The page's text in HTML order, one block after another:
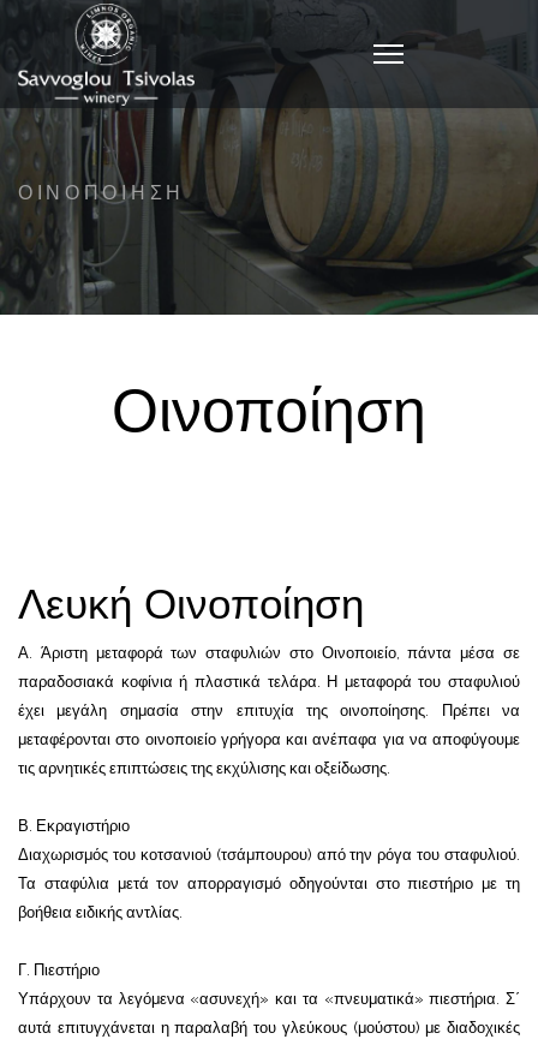
ΟΙΝΟΠΟΙΗΣΗ
Οινοποίηση
Λευκή Οινοποίηση
Α. Άριστη μεταφορά των σταφυλιών στο Οινοποιείο, πάντα μέσα σε
παραδοσιακά κοφίνια ή πλαστικά τελάρα. Η μεταφορά του σταφυλιού
έχει μεγάλη σημασία στην επιτυχία της οινοποίησης. Πρέπει να
μεταφέρονται στο οινοποιείο γρήγορα και ανέπαφα για να αποφύγουμε
τις αρνητικές επιπτώσεις της εκχύλισης και οξείδωσης.
Β. Εκραγιστήριο
Διαχωρισμός του κοτσανιού (τσάμπουρου) από την ρόγα του σταφυλιού.
Τα σταφύλια μετά τον απορραγισμό οδηγούνται στο πιεστήριο με τη
βοήθεια ειδικής αντλίας.
Γ. Πιεστήριο
Υπάρχουν τα λεγόμενα «ασυνεχή» και τα «πνευματικά» πιεστήρια. Σ΄
αυτά επιτυγχάνεται η παραλαβή του γλεύκους (μούστου) με διαδοχικές